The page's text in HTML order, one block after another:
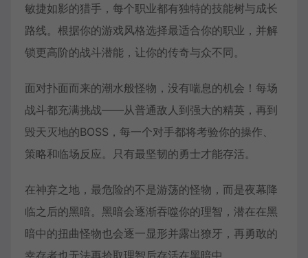
敏捷如影的猎手，每个职业都有独特的技能树与成长
路线。根据你的游戏风格选择最适合你的职业，并解
锁更高阶的战斗潜能，让你的传奇与众不同。
面对扑面而来的潮水般怪物，没有喘息的机会！每场
战斗都充满挑战——从普通敌人到强大的精英，再到
毁天灭地的BOSS，每一个对手都将考验你的操作、
策略和临场反应。只有最坚韧的勇士才能存活。
在神弃之地，最危险的不是游荡的怪物，而是夜幕降
临之后的黑暗。黑暗会逐渐吞噬你的理智，潜在在黑
暗中的扭曲怪物也会逐一显形并露出獠牙，再勇敢的
幸存者也无法再拾取理智后存活在黑暗中。